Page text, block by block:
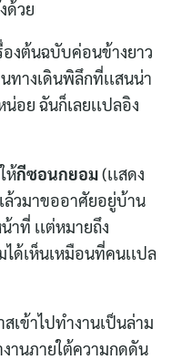
ด้วย
องต้นฉบับค่อนข้างยาว
ทางเดินพิลึกที่เเสนน่า
อย ฉันก็เลยเเปลอิง
ห้กีซอนกยอม(เเสดง
ล้วมาขออาศัยอยู่บ้าน
าที่ เเต่หมายถึง
ด้เห็นเหมือนที่คนเเปล
เข้าไปทำงานเป็นล่าม
านภายใต้ความกดดัน